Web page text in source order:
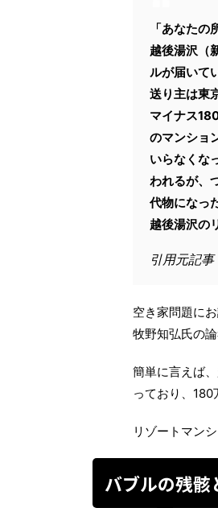
「あなた
越後湯沢（
ルが届いて
送り主は東
マイナス
のマンショ
いらなくな
われるが、
代物になっ
越後湯沢の
引用元記事
空き家問題に
牧野知弘氏の
簡単に言えば
っており、180
リゾートマン
バブルの残骸